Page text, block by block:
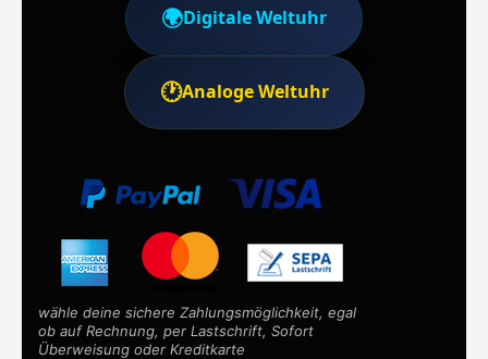
🌍Digitale Weltuhr
🕐Analoge Weltuhr
wähle deine sichere Zahlungsmöglichkeit, egal
ob auf Rechnung, per Lastschrift, Sofort
Überweisung oder Kreditkarte